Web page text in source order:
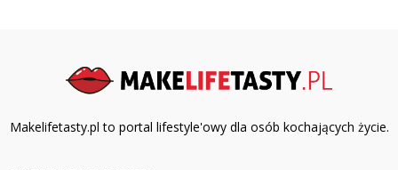
Makelifetasty.pl to portal lifestyle'owy dla osób kochających życie.